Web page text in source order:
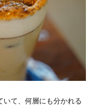
いて、何層にも分かれる